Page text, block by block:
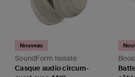
BoostCharge
Batterie externe 10K avec